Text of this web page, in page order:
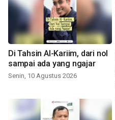
Di Tahsin Al-Kariim, dari nol
sampai ada yang ngajar
Senin, 10 Agustus 2026